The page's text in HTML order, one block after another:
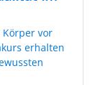
Körper vor
erhalten